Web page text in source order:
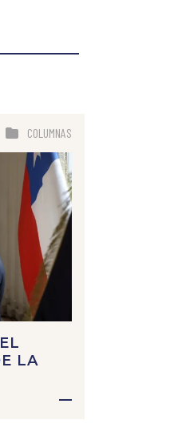
COLUMNAS
LA